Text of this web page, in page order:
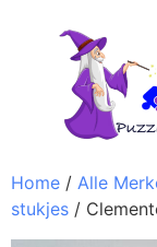
Home / Alle
stukjes /